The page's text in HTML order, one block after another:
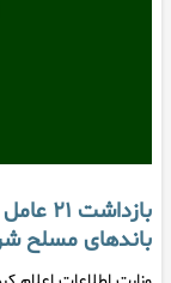
باندهای مسلح